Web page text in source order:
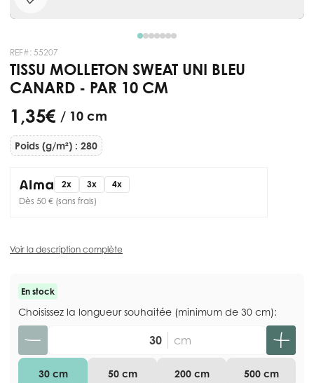
REF#: 55207
TISSU MOLLETON SWEAT UNI BLEU
CANARD - PAR 10 CM
1,35 € / 10 cm
Poids (g/m²) : 280
2x 3x
4x
Dès 50 € (sans frais)
Voir la description complète
En stock
Choisissez la longueur souhaitée (minimum de 30 cm):
cm
30 cm 50 cm 200 cm 500 cm